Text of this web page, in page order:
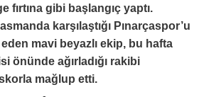
fırtına gibi başlangıç yaptı.
karşılaştığı Pınarçaspor’u
mavi beyazlı ekip, bu hafta
önünde ağırladığı rakibi
mağlup etti.